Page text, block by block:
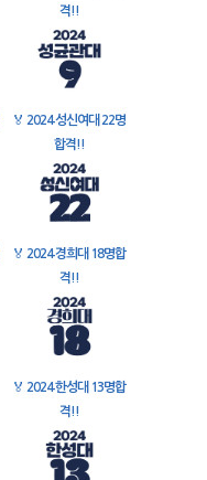
격!!
🏅 2024 성신여대 22명
합격!!
🏅 2024 경희대 18명합
격!!
🏅 2024 한성대 13명합
격!!